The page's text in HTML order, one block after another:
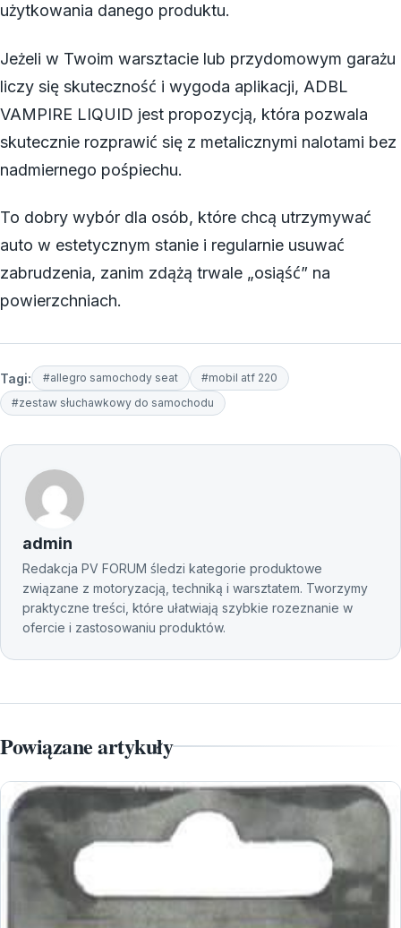
użytkowania danego produktu.
Jeżeli w Twoim warsztacie lub przydomowym garażu
liczy się skuteczność i wygoda aplikacji, ADBL
VAMPIRE LIQUID jest propozycją, która pozwala
skutecznie rozprawić się z metalicznymi nalotami bez
nadmiernego pośpiechu.
To dobry wybór dla osób, które chcą utrzymywać
auto w estetycznym stanie i regularnie usuwać
zabrudzenia, zanim zdążą trwale „osiąść” na
powierzchniach.
Tagi: #allegro samochody seat
#mobil atf 220
#zestaw słuchawkowy do samochodu
admin
Redakcja PV FORUM śledzi kategorie produktowe
związane z motoryzacją, techniką i warsztatem. Tworzymy
praktyczne treści, które ułatwiają szybkie rozeznanie w
ofercie i zastosowaniu produktów.
Powiązane artykuły